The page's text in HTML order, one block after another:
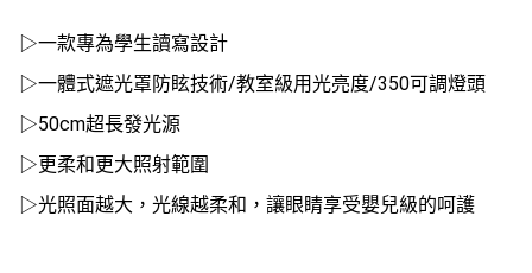
▷一款專為學生讀寫設計
▷一體式遮光罩防眩技術/教室級用光亮度/350可調燈頭
▷50cm超長發光源
▷更柔和更大照射範圍
▷光照面越大，光線越柔和，讓眼睛享受嬰兒級的呵護